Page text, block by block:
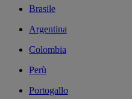
Brasile
Argentina
Colombia
Perù
Portogallo